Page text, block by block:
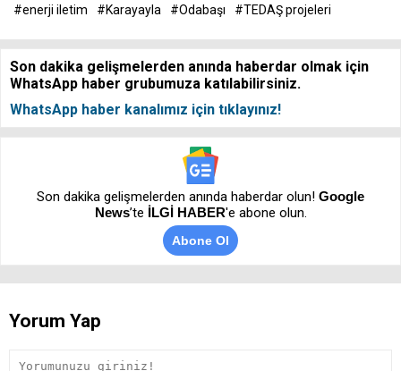
#enerji iletim
#Karayayla #Odabaşı #TEDAŞ projeleri
Son dakika gelişmelerden anında haberdar olmak için
WhatsApp haber grubumuza katılabilirsiniz.
WhatsApp haber kanalımız için tıklayınız!
Son dakika gelişmelerden anında haberdar olun! Google
News’te İLGİ HABER'e abone olun.
Abone Ol
Yorum Yap